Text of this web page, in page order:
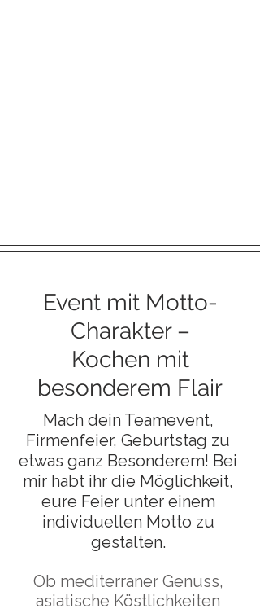
Event mit Motto-
Charakter –
Kochen mit
besonderem Flair
​Mach dein Teamevent,
Firmenfeier, Geburtstag zu
etwas ganz Besonderem! Bei
mir habt ihr die Möglichkeit,
eure Feier unter einem
individuellen Motto zu
gestalten.
Ob mediterraner Genuss,
asiatische Köstlichkeiten